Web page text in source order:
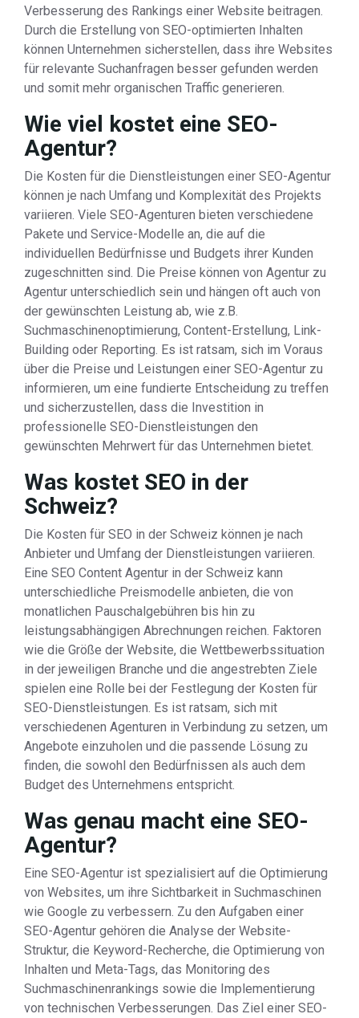
Verbesserung des Rankings einer Website beitragen.
Durch die Erstellung von SEO-optimierten Inhalten
können Unternehmen sicherstellen, dass ihre Websites
für relevante Suchanfragen besser gefunden werden
und somit mehr organischen Traffic generieren.
Wie viel kostet eine SEO-
Agentur?
Die Kosten für die Dienstleistungen einer SEO-Agentur
können je nach Umfang und Komplexität des Projekts
variieren. Viele SEO-Agenturen bieten verschiedene
Pakete und Service-Modelle an, die auf die
individuellen Bedürfnisse und Budgets ihrer Kunden
zugeschnitten sind. Die Preise können von Agentur zu
Agentur unterschiedlich sein und hängen oft auch von
der gewünschten Leistung ab, wie z.B.
Suchmaschinenoptimierung, Content-Erstellung, Link-
Building oder Reporting. Es ist ratsam, sich im Voraus
über die Preise und Leistungen einer SEO-Agentur zu
informieren, um eine fundierte Entscheidung zu treffen
und sicherzustellen, dass die Investition in
professionelle SEO-Dienstleistungen den
gewünschten Mehrwert für das Unternehmen bietet.
Was kostet SEO in der
Schweiz?
Die Kosten für SEO in der Schweiz können je nach
Anbieter und Umfang der Dienstleistungen variieren.
Eine SEO Content Agentur in der Schweiz kann
unterschiedliche Preismodelle anbieten, die von
monatlichen Pauschalgebühren bis hin zu
leistungsabhängigen Abrechnungen reichen. Faktoren
wie die Größe der Website, die Wettbewerbssituation
in der jeweiligen Branche und die angestrebten Ziele
spielen eine Rolle bei der Festlegung der Kosten für
SEO-Dienstleistungen. Es ist ratsam, sich mit
verschiedenen Agenturen in Verbindung zu setzen, um
Angebote einzuholen und die passende Lösung zu
finden, die sowohl den Bedürfnissen als auch dem
Budget des Unternehmens entspricht.
Was genau macht eine SEO-
Agentur?
Eine SEO-Agentur ist spezialisiert auf die Optimierung
von Websites, um ihre Sichtbarkeit in Suchmaschinen
wie Google zu verbessern. Zu den Aufgaben einer
SEO-Agentur gehören die Analyse der Website-
Struktur, die Keyword-Recherche, die Optimierung von
Inhalten und Meta-Tags, das Monitoring des
Suchmaschinenrankings sowie die Implementierung
von technischen Verbesserungen. Das Ziel einer SEO-